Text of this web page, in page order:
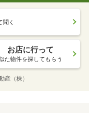
聞く
お店に行って
た物件を探してもらう
産（株）